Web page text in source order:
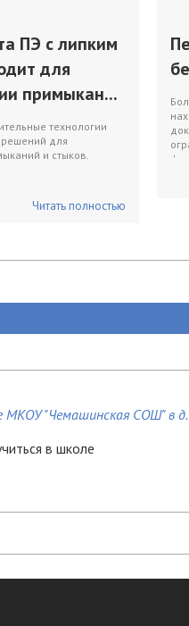
ПЭ с липким
для
примыкан...
технологии
для
и стыков.
Читать полностью
МКОУ "Чемашинская СОШ" в
в школе